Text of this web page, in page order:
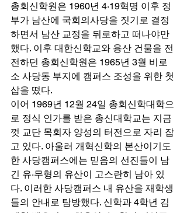
총회신학원은 1960년 4·19혁명 이후 정
부가 남산에 국회의사당을 짓기로 결정
하면서 남산 교정을 뒤로하고 떠나야만
했다. 이후 대한신학교와 용산 건물을 전
전하던 총회신학원은 1965년 3월 비로
소 사당동 부지에 캠퍼스 조성을 위한 첫
삽을 떴다.
이어 1969년 12월 24일 총회신학대학으
로 정식 인가를 받은 총신대학교는 지금
껏 교단 목회자 양성의 터전으로 자리 잡
고 있다. 아울러 개혁신학의 본산이기도
한 사당캠퍼스에는 믿음의 선진들이 남
긴 유·무형의 유산이 고스란히 남아 있
다. 이러한 사당캠퍼스 내 유산을 재학생
들의 안내로 탐방했다. 신학과 4학년 김